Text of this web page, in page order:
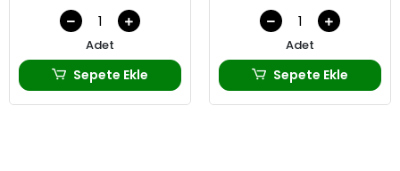
Adet
Sepete Ekle
Adet
Sepete Ekle